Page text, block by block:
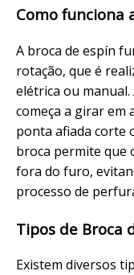
Como funciona
A broca de espín
rotação, que é
elétrica ou
começa a girar em
ponta afiada corte
broca permite que
fora do furo,
processo de
Tipos de Broca
Existem diversos